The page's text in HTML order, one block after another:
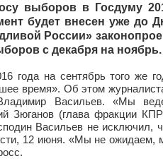
выборов в Госдуму
будет внесен уже до
России»
с декабря на ноябрь.
года на сентябрь того же
время». Об этом
Васильев. «Мы
Зюганов (глава фракции
Васильев не исключил,
12 июня. «Мы не ожидаем,